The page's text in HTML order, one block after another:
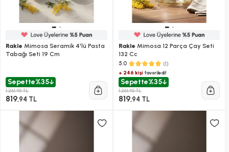
Rakle Mimosa Seramik 4'lü Pasta
Tabağı Seti 19 Cm
Sepette%35
1.261,45 TL
819,94 TL
Rakle Mimosa 12 Parça Çay Seti
132 Cc
5.0 (1)
+ 246 kişifavoriledi!
Sepette%35
1.261,45 TL
819,94 TL